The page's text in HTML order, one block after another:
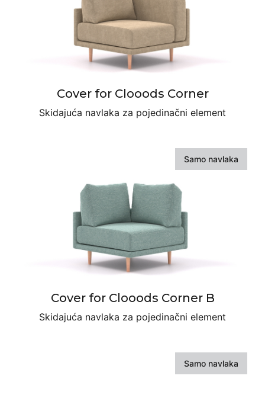
Cover for Clooods Corner
Skidajuća navlaka za pojedinačni element
Samo navlaka
Cover for Clooods Corner B
Skidajuća navlaka za pojedinačni element
Samo navlaka